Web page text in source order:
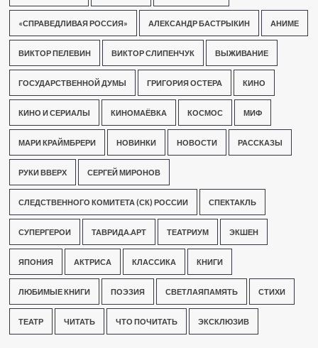
«СПРАВЕДЛИВАЯ РОССИЯ» АЛЕКСАНДР БАСТРЫКИН АНИМЕ
ВИКТОР ПЕЛЕВИН ВИКТОР СЛИПЕНЧУК ВЫЖИВАНИЕ
ГОСУДАРСТВЕННОЙ ДУМЫ ГРИГОРИЯ ОСТЕРА КИНО
КИНО И СЕРИАЛЫ КИНОМАЁВКА КОСМОС МИФ
МАРИ КРАЙМБРЕРИ НОВИНКИ НОВОСТИ РАССКАЗЫ
РУКИ ВВЕРХ СЕРГЕЙ МИРОНОВ
СЛЕДСТВЕННОГО КОМИТЕТА (СК) РОССИИ СПЕКТАКЛЬ
СУПЕРГЕРОИ ТАВРИДА.АРТ ТЕАТРИУМ ЭКШЕН
ЯПОНИЯ АКТРИСА КЛАССИКА КНИГИ
ЛЮБИМЫЕ КНИГИ ПОЭЗИЯ СВЕТЛАЯПАМЯТЬ СТИХИ
ТЕАТР ЧИТАТЬ ЧТО ПОЧИТАТЬ ЭКСКЛЮЗИВ